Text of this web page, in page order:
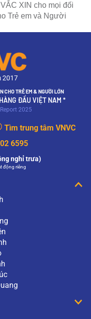
XIN cho mọi đối
Trẻ em và Người
2017
CHO TRẺ EM & NGƯỜI LỚN
ĐẦU VIỆT NAM *
2025
Tìm trung tâm VNVC
6595
nghỉ trưa)
động riêng